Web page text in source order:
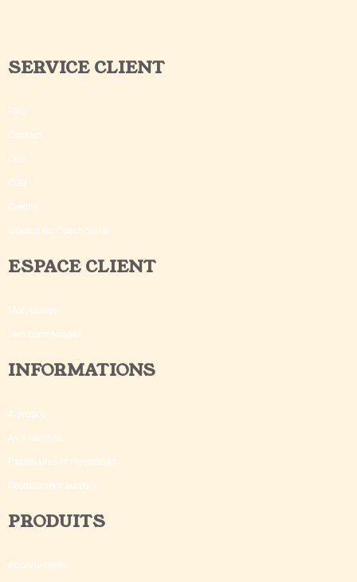
SERVICE CLIENT
FAQ
Contact
CGV
CGU
Crédits
©Outils du Coach 2018
ESPACE CLIENT
Mon compte
Mes commandes
INFORMATIONS
A propos
Avis certifiés
Partenaires et revendeurs
Recrutement auteurs
PRODUITS
Abonnements